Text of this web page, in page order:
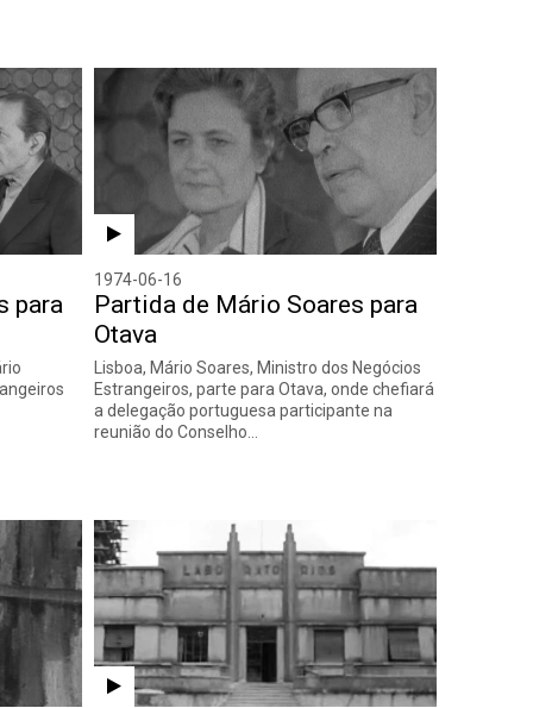
para
1974-06-16
Partida de Mário Soares para
Otava
Lisboa, Mário Soares, Ministro dos Negócios
Estrangeiros, parte para Otava, onde chefiará
a delegação portuguesa participante na
reunião do Conselho…